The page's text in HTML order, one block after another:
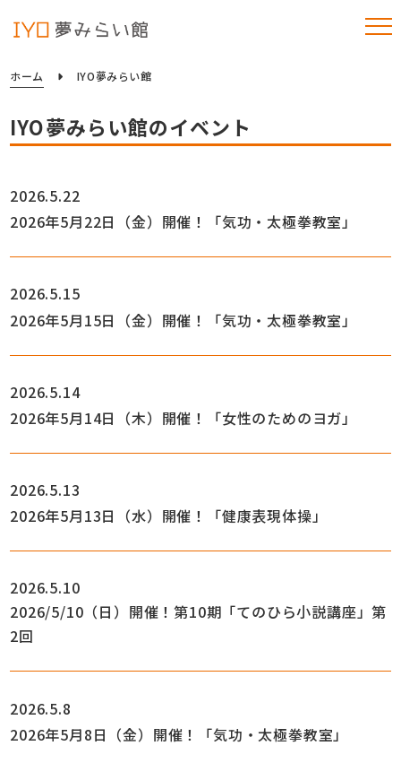
ホーム IYO夢みらい館
IYO夢みらい館のイベント
2026.5.22
2026年5月22日（金）開催！「気功・太極拳教室」
2026.5.15
2026年5月15日（金）開催！「気功・太極拳教室」
2026.5.14
2026年5月14日（木）開催！「女性のためのヨガ」
2026.5.13
2026年5月13日（水）開催！「健康表現体操」
2026.5.10
2026/5/10（日）開催！第10期「てのひら小説講座」第
2回
2026.5.8
2026年5月8日（金）開催！「気功・太極拳教室」